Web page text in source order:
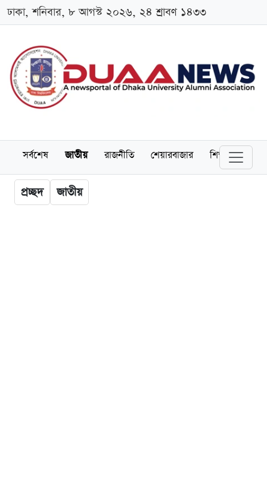
ঢাকা, শনিবার, ৮ আগস্ট ২০২৬, ২৪ শ্রাবণ ১৪৩৩
সর্বশেষ জাতীয় রাজনীতি শেয়ারবাজার শিক্ষা
প্রচ্ছদ জাতীয়